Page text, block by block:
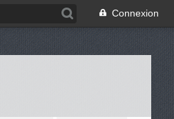
Connexion